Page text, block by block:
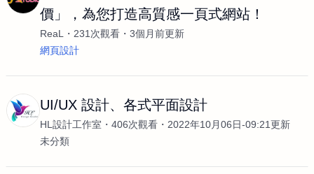
價」，為您打造高質感一頁式網站！
ReaL 231次觀看
3個月前更新
網頁設計
UI/UX 設計、各式平面設計
HL設計工作室 406次觀看
2022年10月06日-09:21更新
未分類